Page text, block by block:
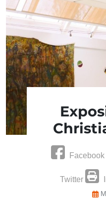
Facebook
Twitter